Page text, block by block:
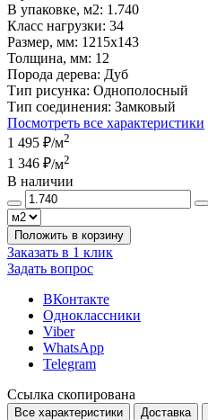
В упаковке, м2: 1.740
Класс нагрузки: 34
Размер, мм: 1215x143
Толщина, мм: 12
Порода дерева: Дуб
Тип рисунка: Однополосный
Тип соединения: Замковый
Посмотреть все характеристики
1 495 ₽/м2
1 346 ₽/м2
В наличии
Положить в корзину
Заказать в 1 клик
Задать вопрос
ВКонтакте
Одноклассники
Viber
WhatsApp
Telegram
Ссылка скопирована
Все характеристики Доставка